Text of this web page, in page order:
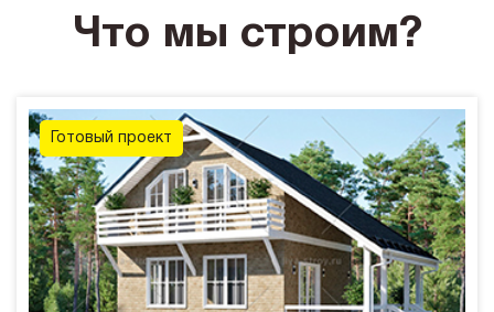
Что мы строим?
Готовый проект